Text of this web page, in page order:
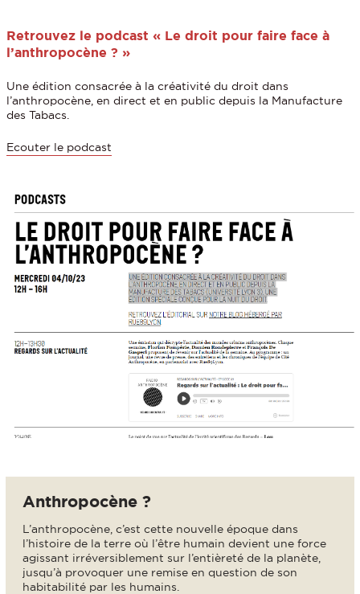
Retrouvez le podcast « Le droit pour faire face à
l’anthropocène ? »
Une édition consacrée à la créativité du droit dans
l’anthropocène, en direct et en public depuis la Manufacture
des Tabacs.
Ecouter le podcast
Anthropocène ?
L’anthropocène, c’est cette nouvelle époque dans
l’histoire de la terre où l’être humain devient une force
agissant irréversiblement sur l’entièreté de la planète,
jusqu’à provoquer une remise en question de son
habitabilité par les humains.